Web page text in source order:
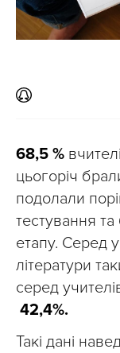
68,5 %
цьогоріч
подолали
тестування
етапу. Серед
літератури
серед
42,4%.
Такі дані